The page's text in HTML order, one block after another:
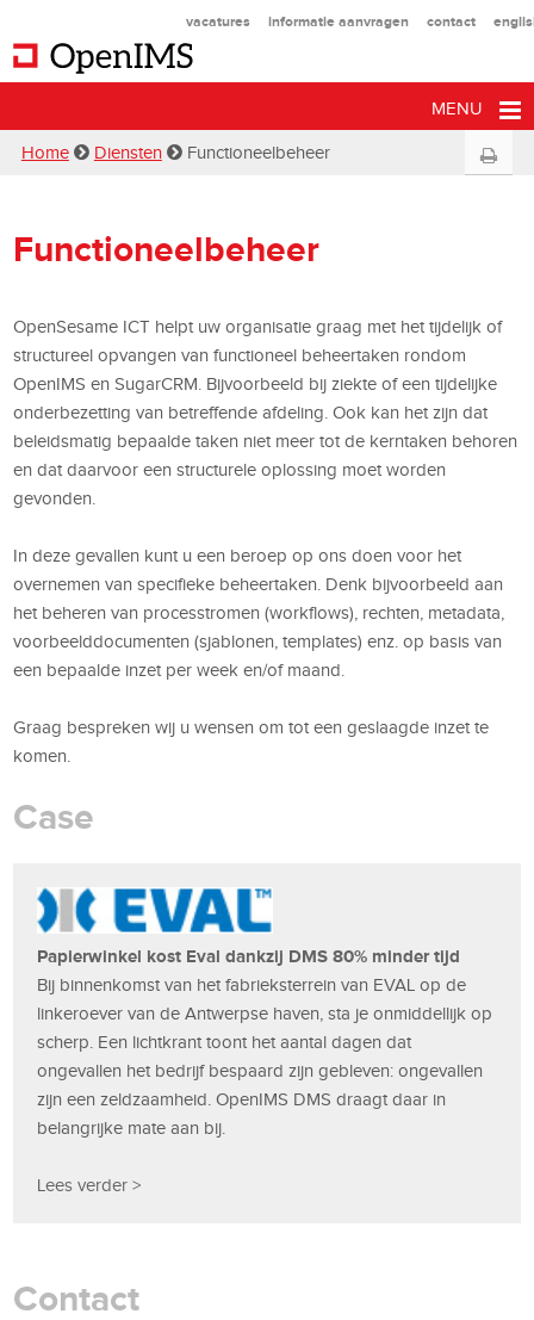
vacatures informatie aanvragen contact
MENU
Home Diensten Functioneelbeheer
Functioneelbeheer
OpenSesame ICT helpt uw organisatie graag met het tijdelijk of
structureel opvangen van functioneel beheertaken rondom
OpenIMS en SugarCRM. Bijvoorbeeld bij ziekte of een tijdelijke
onderbezetting van betreffende afdeling. Ook kan het zijn dat
beleidsmatig bepaalde taken niet meer tot de kerntaken behoren
en dat daarvoor een structurele oplossing moet worden
gevonden.
In deze gevallen kunt u een beroep op ons doen voor het
overnemen van specifieke beheertaken. Denk bijvoorbeeld aan
het beheren van processtromen (workflows), rechten, metadata,
voorbeelddocumenten (sjablonen, templates) enz. op basis van
een bepaalde inzet per week en/of maand.
Graag bespreken wij u wensen om tot een geslaagde inzet te
komen.
Case
Papierwinkel kost Eval dankzij DMS 80% minder tijd
Bij binnenkomst van het fabrieksterrein van EVAL op de
linkeroever van de Antwerpse haven, sta je onmiddellijk op
scherp. Een lichtkrant toont het aantal dagen dat
ongevallen het bedrijf bespaard zijn gebleven: ongevallen
zijn een zeldzaamheid. OpenIMS DMS draagt daar in
belangrijke mate aan bij.
Lees verder >
Contact